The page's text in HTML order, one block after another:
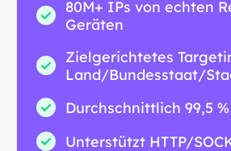
80M+ IPs von echten
Geräten
Zielgerichtetes
Land/Bundesstaat/
Durchschnittlich 99,5
Unterstützt HTTP/